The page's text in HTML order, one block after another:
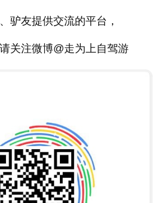
驴友提供交流的平台，
关注微博@走为上自驾游